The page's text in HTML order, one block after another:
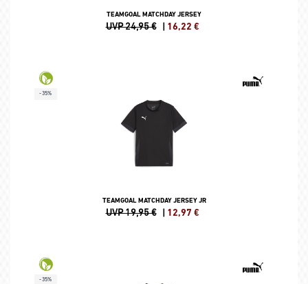
TEAMGOAL MATCHDAY JERSEY
UVP 24,95 € | 16,22 €
-35%
TEAMGOAL MATCHDAY JERSEY JR
UVP 19,95 € | 12,97 €
-35%